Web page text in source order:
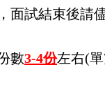
試結束後請
數3-4份左右(